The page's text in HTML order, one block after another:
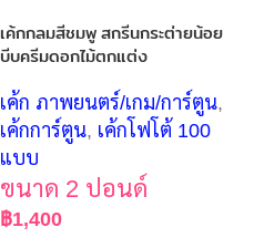
เค้กกลมสีชมพู สกรีนกระต่ายน้อย
บีบครีมดอกไม้ตกแต่ง
เค้ก ภาพยนตร์/เกม/การ์ตูน,
เค้กการ์ตูน, เค้กโฟโต้ 100
แบบ
ขนาด 2 ปอนด์
฿1,400